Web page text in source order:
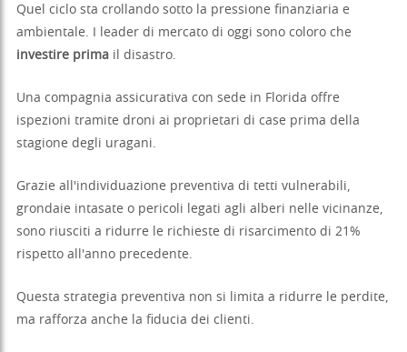
Quel ciclo sta crollando sotto la pressione finanziaria e
ambientale. I leader di mercato di oggi sono coloro che
investire prima il disastro.
Una compagnia assicurativa con sede in Florida offre
ispezioni tramite droni ai proprietari di case prima della
stagione degli uragani.
Grazie all'individuazione preventiva di tetti vulnerabili,
grondaie intasate o pericoli legati agli alberi nelle vicinanze,
sono riusciti a ridurre le richieste di risarcimento di 21%
rispetto all'anno precedente.
Questa strategia preventiva non si limita a ridurre le perdite,
ma rafforza anche la fiducia dei clienti.